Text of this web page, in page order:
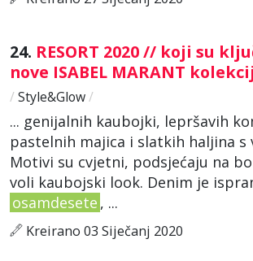
24. RESORT 2020 // koji su
nove ISABEL MARANT
/ Style&Glow/
... genijalnih kaubojki, lepršavih
pastelnih majica i slatkih haljina s
Motivi su cvjetni, podsjećaju na
voli kaubojski look. Denim je
osamdesete , ...
Kreirano 03 Siječanj 2020